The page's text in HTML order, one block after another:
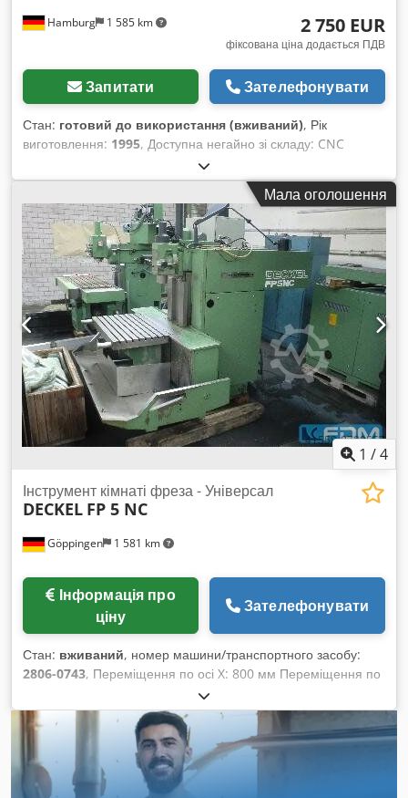
Hamburg 1 585 km 2 750 EUR
фіксована ціна додається ПДВ
Запитати Зателефонувати
Стан: готовий до використання (вживаний), Рік
виготовлення: 1995, Доступна негайно зі складу: CNC
фрезерний верстат Deckel Модель FP 5 – 80 Рік випуску:
1995 Система ЧПУ: Dialog 12 Універсальний стіл: 750 x 520
мм Cedpfx Aezrbtyobxsha Переміщення X / Y / Z: 800 / 550
/ 500 мм Потужність приводу: 9 кВт Хід пінолі: 80 мм
Електронне ручне колесо Швидкість обертання шпинделя:
32–5000 об/хв Подачі: 0–6000 мм/хв Вага: 4,5 т Ціна: 2 750
євро (без ПДВ), зі складу.
Мала оголошення
1 /4
Göppingen 1 581 km
Інструмент кімнаті фреза - Універсал
DECKEL FP 5 NC
ціну
Зателефонувати
Стан: вживаний, номер машини/транспортного засобу:
2806-0743, Переміщення по осі X: 800 мм Переміщення по
осі Y: 550 мм Переміщення по осі Z: 500 мм Розмір
площини столу (Ш x Г): 1000 x 550 мм Діапазон швидкостей
обертання шпинделя, безступінчасто: 0–5000 об/хв
Швидкість подачі, програмується безпосередньо: 2–6000
мм/хв Швидкість швидкого ходу: 6,0 м/хв Хід пінолі: 80 мм
Конус шпинделя: SK40 Cjdpfecxxngjx Abxeha Загальна